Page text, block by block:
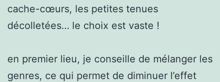
cache-cœurs, les petites tenues
décolletées… le choix est vaste !
en premier lieu, je conseille de mélanger les
genres, ce qui permet de diminuer l’effet